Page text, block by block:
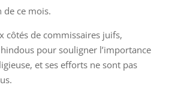
ce mois.
côtés de commissaires juifs,
pour souligner l’importance
et ses efforts ne sont pas